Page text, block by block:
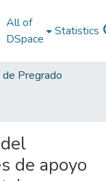
All of
DSpace
Statistics
de Pregrado
de apoyo